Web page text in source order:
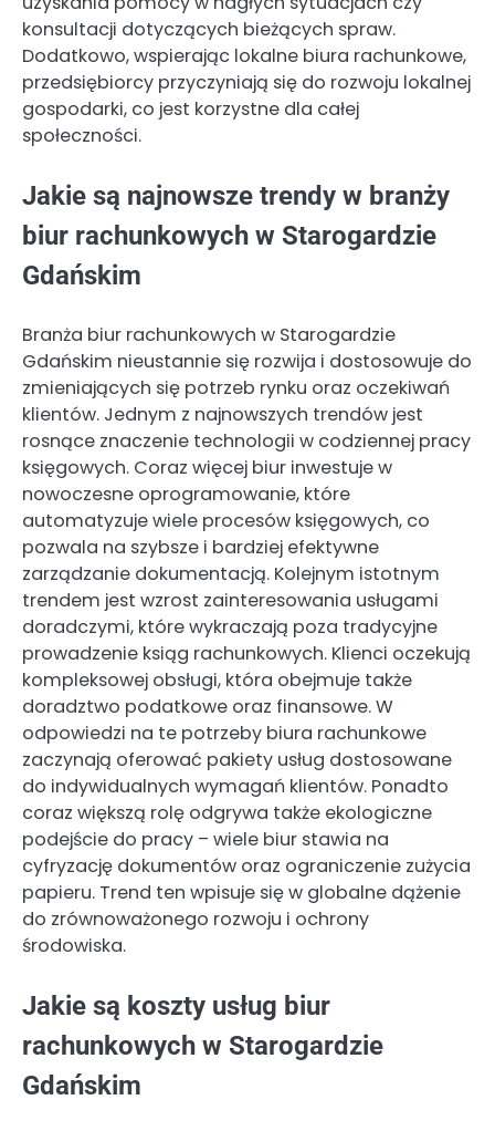
konsultacji dotyczących bieżących spraw.
Dodatkowo, wspierając lokalne biura rachunkowe,
przedsiębiorcy przyczyniają się do rozwoju lokalnej
gospodarki, co jest korzystne dla całej
społeczności.
Jakie są najnowsze trendy w branży
biur rachunkowych w Starogardzie
Gdańskim
Branża biur rachunkowych w Starogardzie
Gdańskim nieustannie się rozwija i dostosowuje do
zmieniających się potrzeb rynku oraz oczekiwań
klientów. Jednym z najnowszych trendów jest
rosnące znaczenie technologii w codziennej pracy
księgowych. Coraz więcej biur inwestuje w
nowoczesne oprogramowanie, które
automatyzuje wiele procesów księgowych, co
pozwala na szybsze i bardziej efektywne
zarządzanie dokumentacją. Kolejnym istotnym
trendem jest wzrost zainteresowania usługami
doradczymi, które wykraczają poza tradycyjne
prowadzenie ksiąg rachunkowych. Klienci oczekują
kompleksowej obsługi, która obejmuje także
doradztwo podatkowe oraz finansowe. W
odpowiedzi na te potrzeby biura rachunkowe
zaczynają oferować pakiety usług dostosowane
do indywidualnych wymagań klientów. Ponadto
coraz większą rolę odgrywa także ekologiczne
podejście do pracy – wiele biur stawia na
cyfryzację dokumentów oraz ograniczenie zużycia
papieru. Trend ten wpisuje się w globalne dążenie
do zrównoważonego rozwoju i ochrony
środowiska.
Jakie są koszty usług biur
rachunkowych w Starogardzie
Gdańskim